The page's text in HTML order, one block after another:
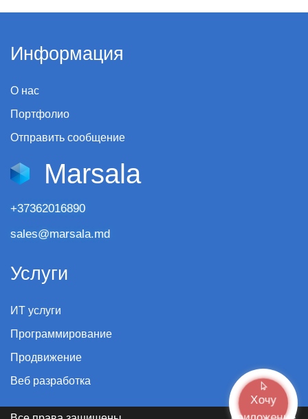
Информация
О нас
Портфолио
Отправить сообщение
Marsala
+37362016890
sales@marsala.md
Услуги
ИТ услуги
Программирование
Продвижение
Веб разработка
Хочу